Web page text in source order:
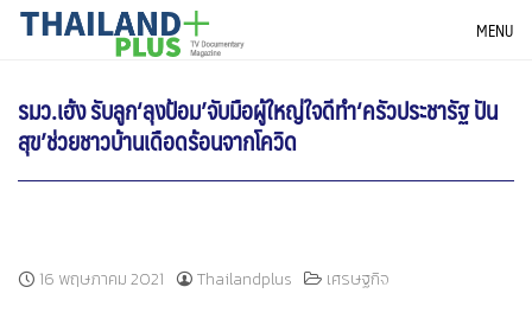
SkipTHAILANDPLUS NEWS MENU
รมว.เฮ้ง รับลูก‘ลุงป้อม’จับมือผู้ใหญ่ใจดีทำ‘ครัวประชารัฐ ปัน
สุข’ช่วยชาวบ้านเดือดร้อนจากโควิด
16 พฤษภาคม 2021 Thailandplus เศรษฐกิจ